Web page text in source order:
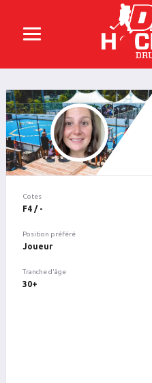
Cotes
F4 / -
Position préféré
Joueur
Tranche d'âge
30+